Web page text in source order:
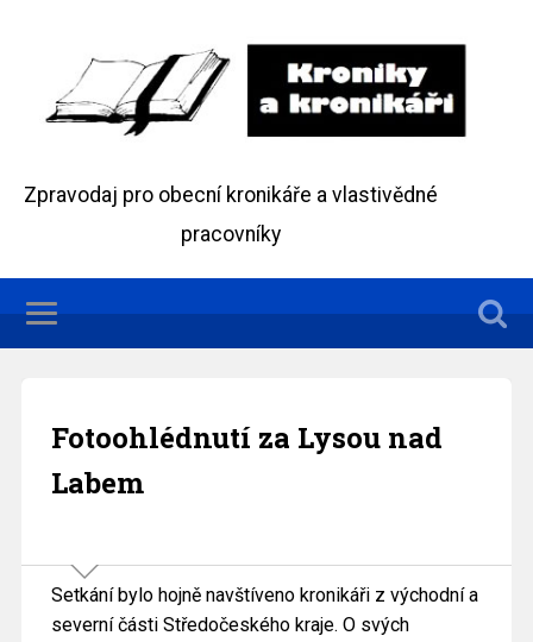
Zpravodaj pro obecní kronikáře a vlastivědné
pracovníky
Fotoohlédnutí za Lysou nad
Labem
Setkání bylo hojně navštíveno kronikáři z východní a
severní části Středočeského kraje. O svých